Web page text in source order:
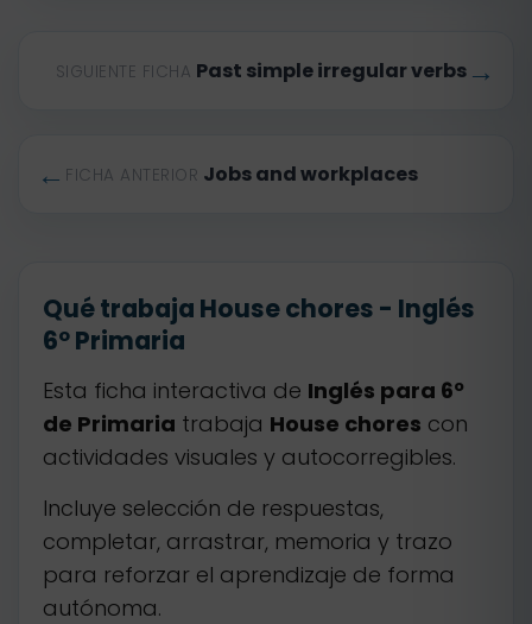
← FICHA ANTERIOR Jobs and workplaces
SIGUIENTE FICHA Past simple irregular verbs →
Qué trabaja House chores - Inglés
6º Primaria
Esta ficha interactiva de Inglés para 6º
de Primaria trabaja House chores con
actividades visuales y autocorregibles.
Incluye selección de respuestas,
completar, arrastrar, memoria y trazo
para reforzar el aprendizaje de forma
autónoma.